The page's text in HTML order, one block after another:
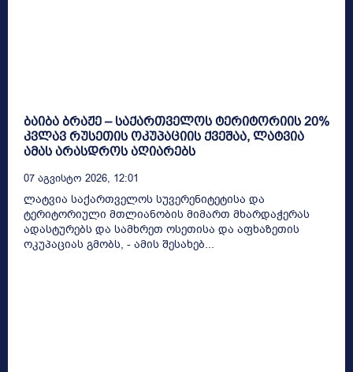
ბაიბა ბრაჟე – საქართველოს ტერიტორიის 20%
კვლავ რუსეთის ოკუპაციის ქვეშაა, ლატვია
ამას არასდროს აღიარებს
07 Აგვისტო 2026, 12:01
ლატვია საქართველოს სუვერენიტეტისა და
ტერიტორიული მთლიანობის მიმართ მხარდაჭერას
ადასტურებს და სამხრეთ ოსეთისა და აფხაზეთის
ოკუპაციას გმობს, - ამის შესახებ...